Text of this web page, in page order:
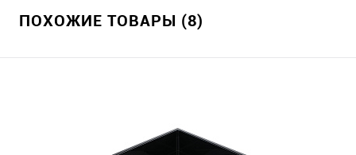
ПОХОЖИЕ ТОВАРЫ (8)